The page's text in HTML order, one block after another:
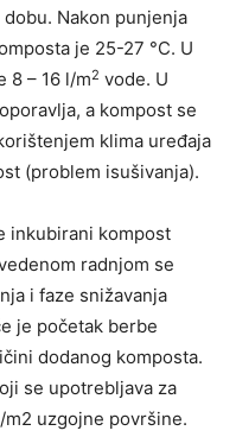
Nakon punjenja
je 25-27 °C. U
8 – 16 l/m2 vode. U
a kompost se
klima uređaja
(problem isušivanja).
inkubirani kompost
radnjom se
i faze snižavanja
je početak berbe
dodanog komposta.
se upotrebljava za
m2 uzgojne površine.